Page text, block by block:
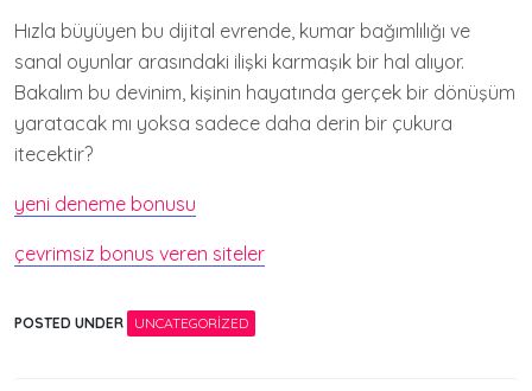
Hızla büyüyen bu dijital evrende, kumar bağımlılığı ve
sanal oyunlar arasındaki ilişki karmaşık bir hal alıyor.
Bakalım bu devinim, kişinin hayatında gerçek bir dönüşüm
yaratacak mı yoksa sadece daha derin bir çukura
itecektir?
yeni deneme bonusu
çevrimsiz bonus veren siteler
POSTED UNDER UNCATEGORIZED